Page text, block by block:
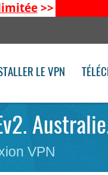
>>
LE VPN
VPN